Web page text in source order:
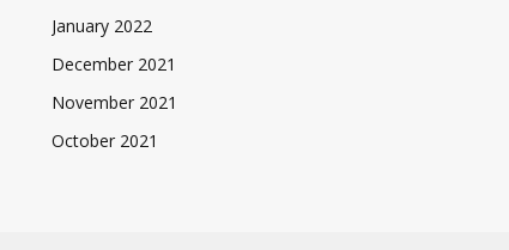
January 2022
December 2021
November 2021
October 2021